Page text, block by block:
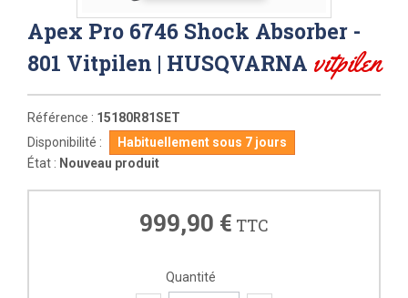
Apex Pro 6746 Shock Absorber -
801 Vitpilen | HUSQVARNA vitpilen
Référence : 15180R81SET
Disponibilité :
Habituellement sous 7 jours
État : Nouveau produit
999,90 € TTC
Quantité